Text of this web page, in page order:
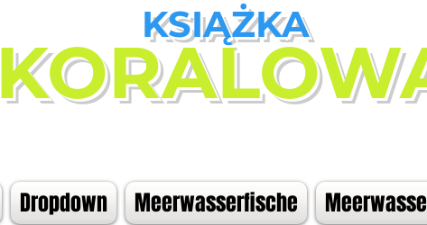
KSIĄŻKA
Dropdown Meerwasserfische